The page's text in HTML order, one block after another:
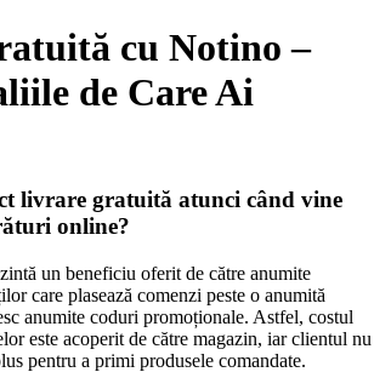
cu Notino –
de Care Ai
livrare gratuită atunci când vine
online?
un beneficiu oferit de către anumite
care plasează comenzi peste o anumită
anumite coduri promoționale. Astfel, costul
este acoperit de către magazin, iar clientul nu
pentru a primi produsele comandate.